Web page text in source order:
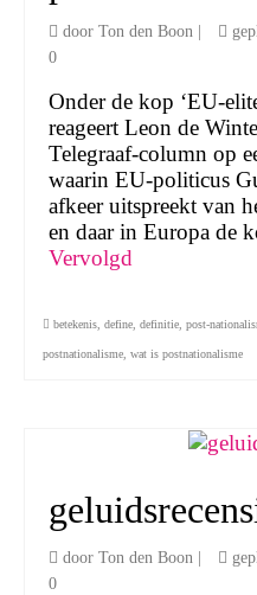
door Ton den Boon |
0
Onder de kop ‘EU-
reageert Leon de
Telegraaf-column op
waarin EU-politicus
afkeer uitspreekt van
en daar in Europa de
Vervolgd
betekenis define definitie post-
postnationalisme wat is postnationalisme
door Ton den Boon
0